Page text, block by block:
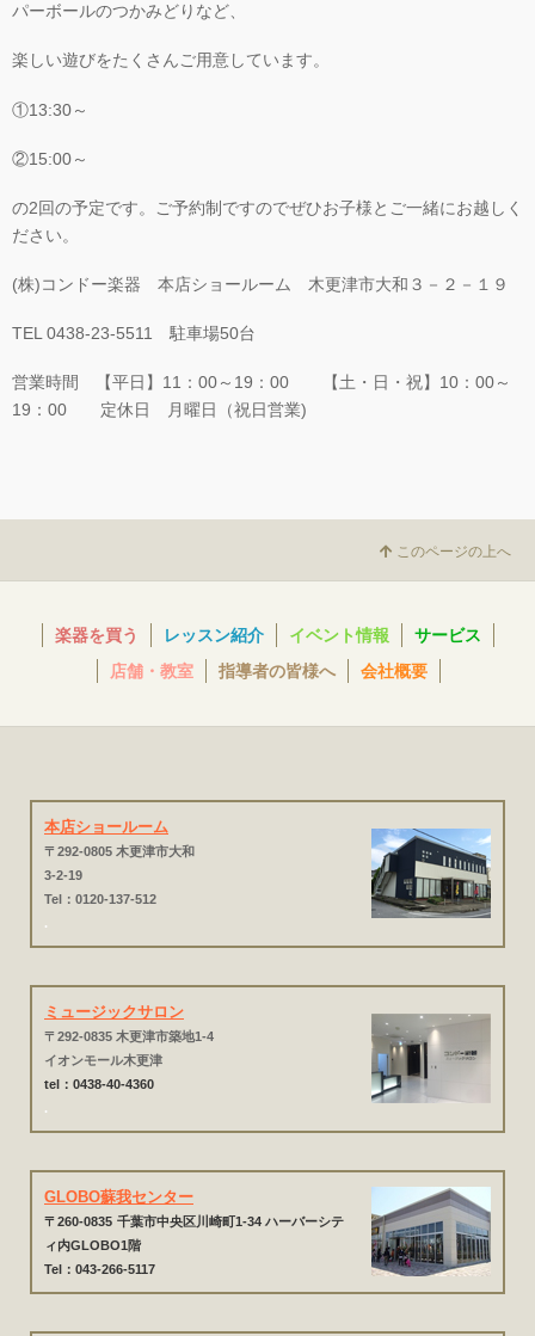
パーボールのつかみどりなど、
楽しい遊びをたくさんご用意しています。
①13:30～
②15:00～
の2回の予定です。ご予約制ですのでぜひお子様とご一緒にお越しく
ださい。
(株)コンドー楽器 本店ショールーム 木更津市大和３－２－１９
TEL 0438-23-5511 駐車場50台
営業時間 【平日】11：00～19：00 【土・日・祝】10：00～
19：00 定休日 月曜日（祝日営業)
このページの上へ
楽器を買う レッスン紹介 イベント情報
サービス
店舗・教室
指導者の皆様へ 会社概要
本店ショールーム
〒292-0805 木更津市大和
3-2-19
Tel：0120-137-512
.
ミュージックサロン
〒292-0835 木更津市築地1-4
イオンモール木更津
tel：0438-40-4360
.
GLOBO蘇我センター
〒260-0835 千葉市中央区川崎町1-34 ハーバーシテ
ィ内GLOBO1階
Tel：043-266-5117